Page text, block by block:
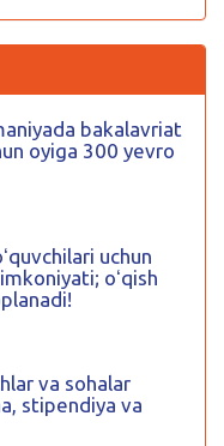
bakalavriat
oyiga 300 yevro
uchun
oʻqish
va sohalar
stipendiya va